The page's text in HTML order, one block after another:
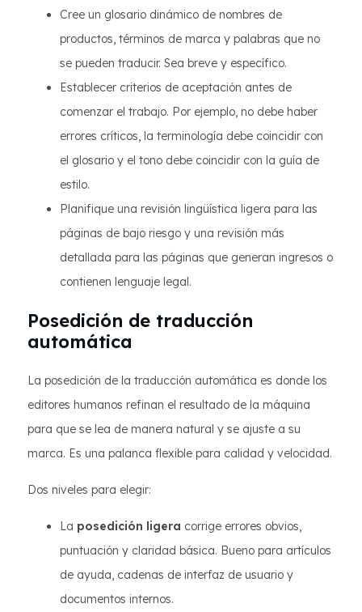
Cree un glosario dinámico de nombres de
productos, términos de marca y palabras que no
se pueden traducir. Sea breve y específico.
Establecer criterios de aceptación antes de
comenzar el trabajo. Por ejemplo, no debe haber
errores críticos, la terminología debe coincidir con
el glosario y el tono debe coincidir con la guía de
estilo.
Planifique una revisión lingüística ligera para las
páginas de bajo riesgo y una revisión más
detallada para las páginas que generan ingresos o
contienen lenguaje legal.
Posedición de traducción
automática
La posedición de la traducción automática es donde los
editores humanos refinan el resultado de la máquina
para que se lea de manera natural y se ajuste a su
marca. Es una palanca flexible para calidad y velocidad.
Dos niveles para elegir:
La posedición ligera corrige errores obvios,
puntuación y claridad básica. Bueno para artículos
de ayuda, cadenas de interfaz de usuario y
documentos internos.